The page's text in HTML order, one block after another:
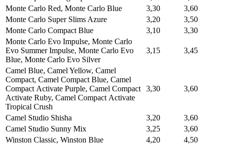
Monte Carlo Red, Monte Carlo Blue
3,30
3,60
Monte Carlo Super Slims Azure
3,20
3,50
Monte Carlo Compact Blue
3,10
3,30
Monte Carlo Evo Impulse, Monte Carlo
Evo Summer Impulse, Monte Carlo Evo
Blue, Monte Carlo Evo Silver
3,15 3,45
Camel Blue, Camel Yellow, Camel
Compact, Camel Compact Blue, Camel
Compact Аctivate Purple, Camel Compact
Аctivate Ruby, Camel Compact Аctivate
Tropical Crush
3,30 3,60
Camel Studio Shisha 3,20
3,60
Camel Studio Sunny Mix
3,25
3,60
Winston Classic, Winston Blue
4,20
4,50